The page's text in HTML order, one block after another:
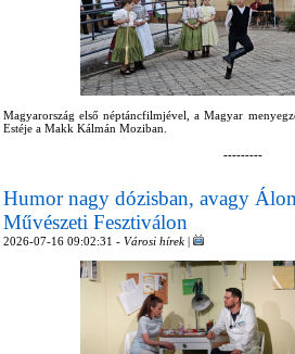
Magyarország első néptáncfilmjével, a Magyar
Estéje a Makk Kálmán Moziban.
---------
Humor nagy dózisban, avagy
Művészeti Fesztiválon
2026-07-16 09:02:31 - Városi hírek |